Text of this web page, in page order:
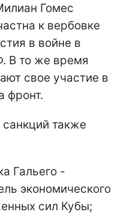
Гомес
к вербовке
в войне в
В то же время
свое участие в
фронт.
также
Гальего -
экономического
сил Кубы;